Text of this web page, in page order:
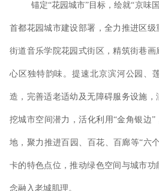
锚定“花园城市”目标，绘就“京味
首都花园城市建设部署，全力推进区
街道音乐学院花园式街区，精筑街巷
心区独特韵味。提速北京滨河公园、
造，完善适老适幼及无障碍服务设施
挖城市空间潜力，活化利用“金角银边
地，聚力推进百园、百花、百廊等“六
卡的特色点位，推动绿色空间与城市
念融入老城肌理。